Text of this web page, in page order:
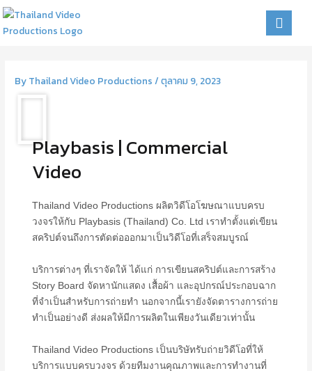
Skip
By Thailand Video Productions/ตุลาคม 9, 2023
Playbasis | Commercial
Video
Thailand Video Productions ผลิตวิดีโอโฆษณาแบบครบ
วงจรให้กับ Playbasis (Thailand) Co. Ltd เราทำตั้งแต่เขียน
สคริปต์จนถึงการตัดต่อออกมาเป็นวิดีโอที่เสร็จสมบูรณ์
บริการต่างๆ ที่เราจัดให้ ได้แก่ การเขียนสคริปต์และการสร้าง
Story Board จัดหานักแสดง เสื้อผ้า และอุปกรณ์ประกอบฉาก
ที่จำเป็นสำหรับการถ่ายทำ นอกจากนี้เรายังจัดตารางการถ่าย
ทำเป็นอย่างดี ส่งผลให้มีการผลิตในเพียงวันเดียวเท่านั้น
Thailand Video Productions เป็นบริษัทรับถ่ายวิดีโอที่ให้
บริการแบบครบวงจร ด้วยทีมงานคุณภาพและการทำงานที่